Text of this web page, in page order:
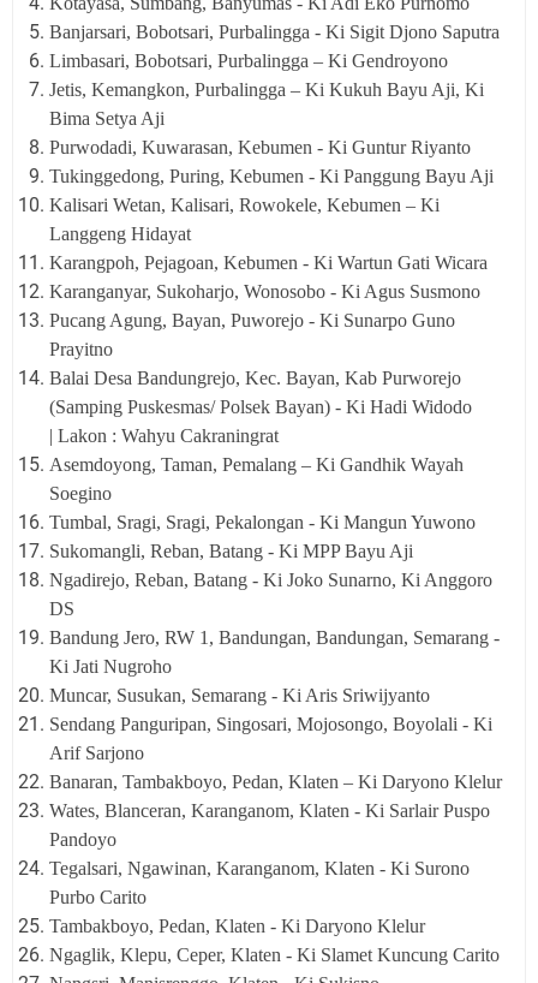
Banjarsari, Bobotsari, Purbalingga - Ki Sigit Djono Saputra
Limbasari, Bobotsari, Purbalingga – Ki Gendroyono
Jetis, Kemangkon, Purbalingga – Ki Kukuh Bayu Aji, Ki
Bima Setya Aji
Purwodadi, Kuwarasan, Kebumen - Ki Guntur Riyanto
Tukinggedong, Puring, Kebumen - Ki Panggung Bayu Aji
Kalisari Wetan, Kalisari, Rowokele, Kebumen – Ki
Langgeng Hidayat
Karangpoh, Pejagoan, Kebumen - Ki Wartun Gati Wicara
Karanganyar, Sukoharjo, Wonosobo - Ki Agus Susmono
Pucang Agung, Bayan, Puworejo - Ki Sunarpo Guno
Prayitno
Balai Desa Bandungrejo, Kec. Bayan, Kab Purworejo
(Samping Puskesmas/ Polsek Bayan) - Ki Hadi Widodo
| Lakon : Wahyu Cakraningrat
Asemdoyong, Taman, Pemalang – Ki Gandhik Wayah
Soegino
Tumbal, Sragi, Sragi, Pekalongan - Ki Mangun Yuwono
Sukomangli, Reban, Batang - Ki MPP Bayu Aji
Ngadirejo, Reban, Batang - Ki Joko Sunarno, Ki Anggoro
DS
Bandung Jero, RW 1, Bandungan, Bandungan, Semarang -
Ki Jati Nugroho
Muncar, Susukan, Semarang - Ki Aris Sriwijyanto
Sendang Panguripan, Singosari, Mojosongo, Boyolali - Ki
Arif Sarjono
Banaran, Tambakboyo, Pedan, Klaten – Ki Daryono Klelur
Wates, Blanceran, Karanganom, Klaten - Ki Sarlair Puspo
Pandoyo
Tegalsari, Ngawinan, Karanganom, Klaten - Ki Surono
Purbo Carito
Tambakboyo, Pedan, Klaten - Ki Daryono Klelur
Ngaglik, Klepu, Ceper, Klaten - Ki Slamet Kuncung Carito